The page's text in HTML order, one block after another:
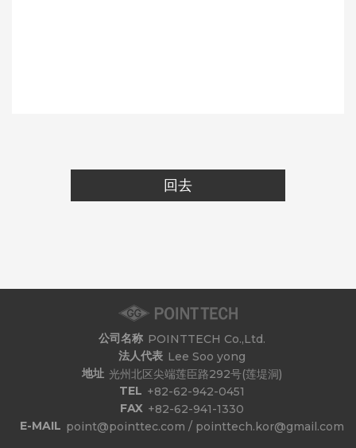
回去
公司名称 POINTTECH Co.,Ltd.
法人代表 Lee Soo yong
地址 光州北区尖端莲臣路292号(莲堤洞)
TEL +82-62-942-0451
FAX +82-62-941-1330
E-MAIL point@pointtec.com / pointtech.kor@gmail.com